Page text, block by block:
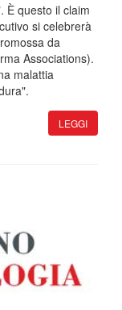
È questo il claim
si celebrerà
da
Associations).
malattia
LEGGI